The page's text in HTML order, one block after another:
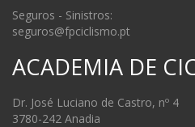
Seguros - Sinistros:
seguros@fpciclismo.pt
ACADEMIA DE
Dr. José Luciano de Castro, nº 4
3780-242 Anadia